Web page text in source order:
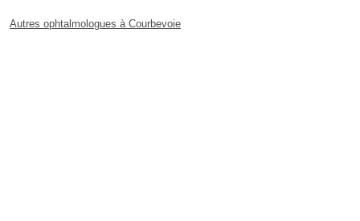
Autres ophtalmologues à Courbevoie